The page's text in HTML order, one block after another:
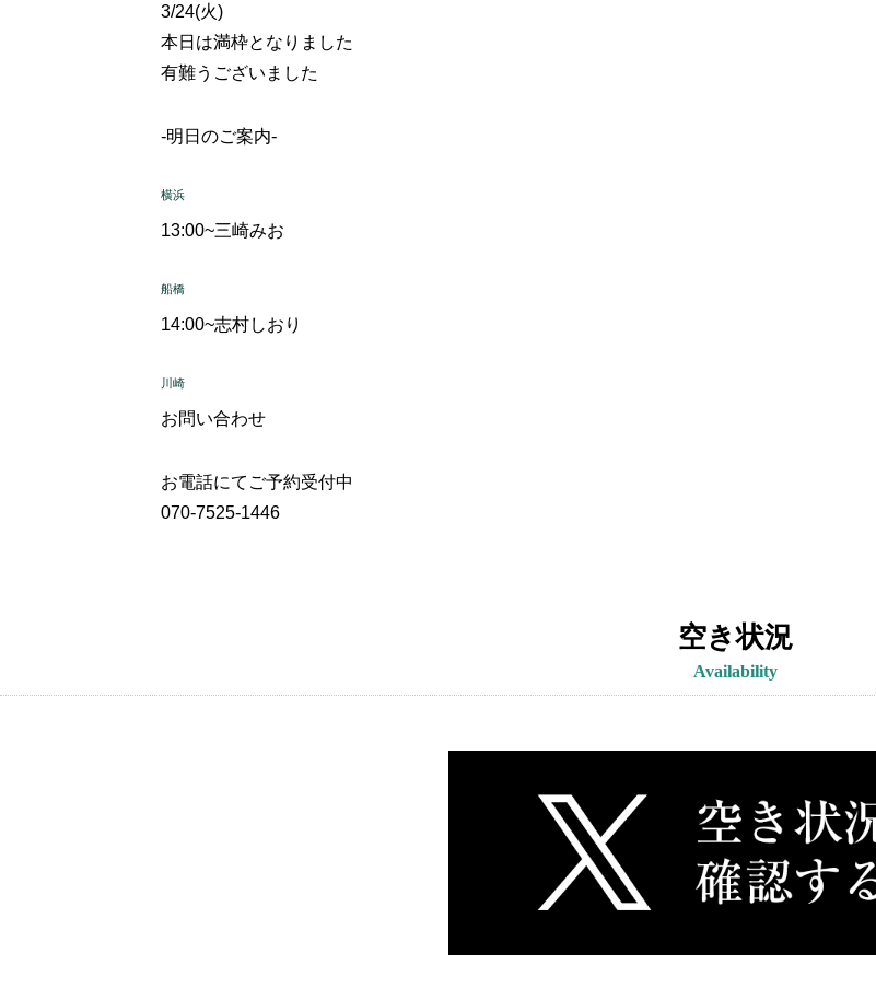
3/24(火)
本日は満枠となりました
有難うございました
-明日のご案内-
横浜
13:00~三崎みお
船橋
14:00~志村しおり
川崎
お問い合わせ
お電話にてご予約受付中
070-7525-1446
空き状況
Availability